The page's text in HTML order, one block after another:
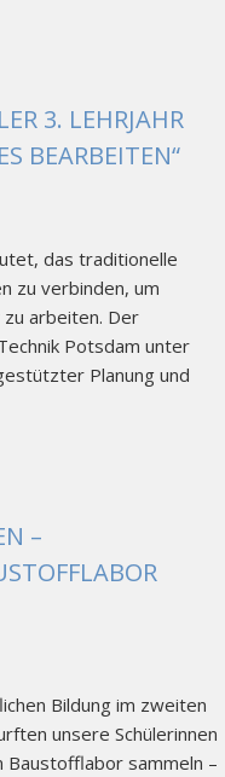
3. LEHRJAHR
BEARBEITEN“
das traditionelle
zu verbinden, um
arbeiten. Der
Potsdam unter
Planung und
–
Bildung im zweiten
unsere Schülerinnen
Baustofflabor sammeln –